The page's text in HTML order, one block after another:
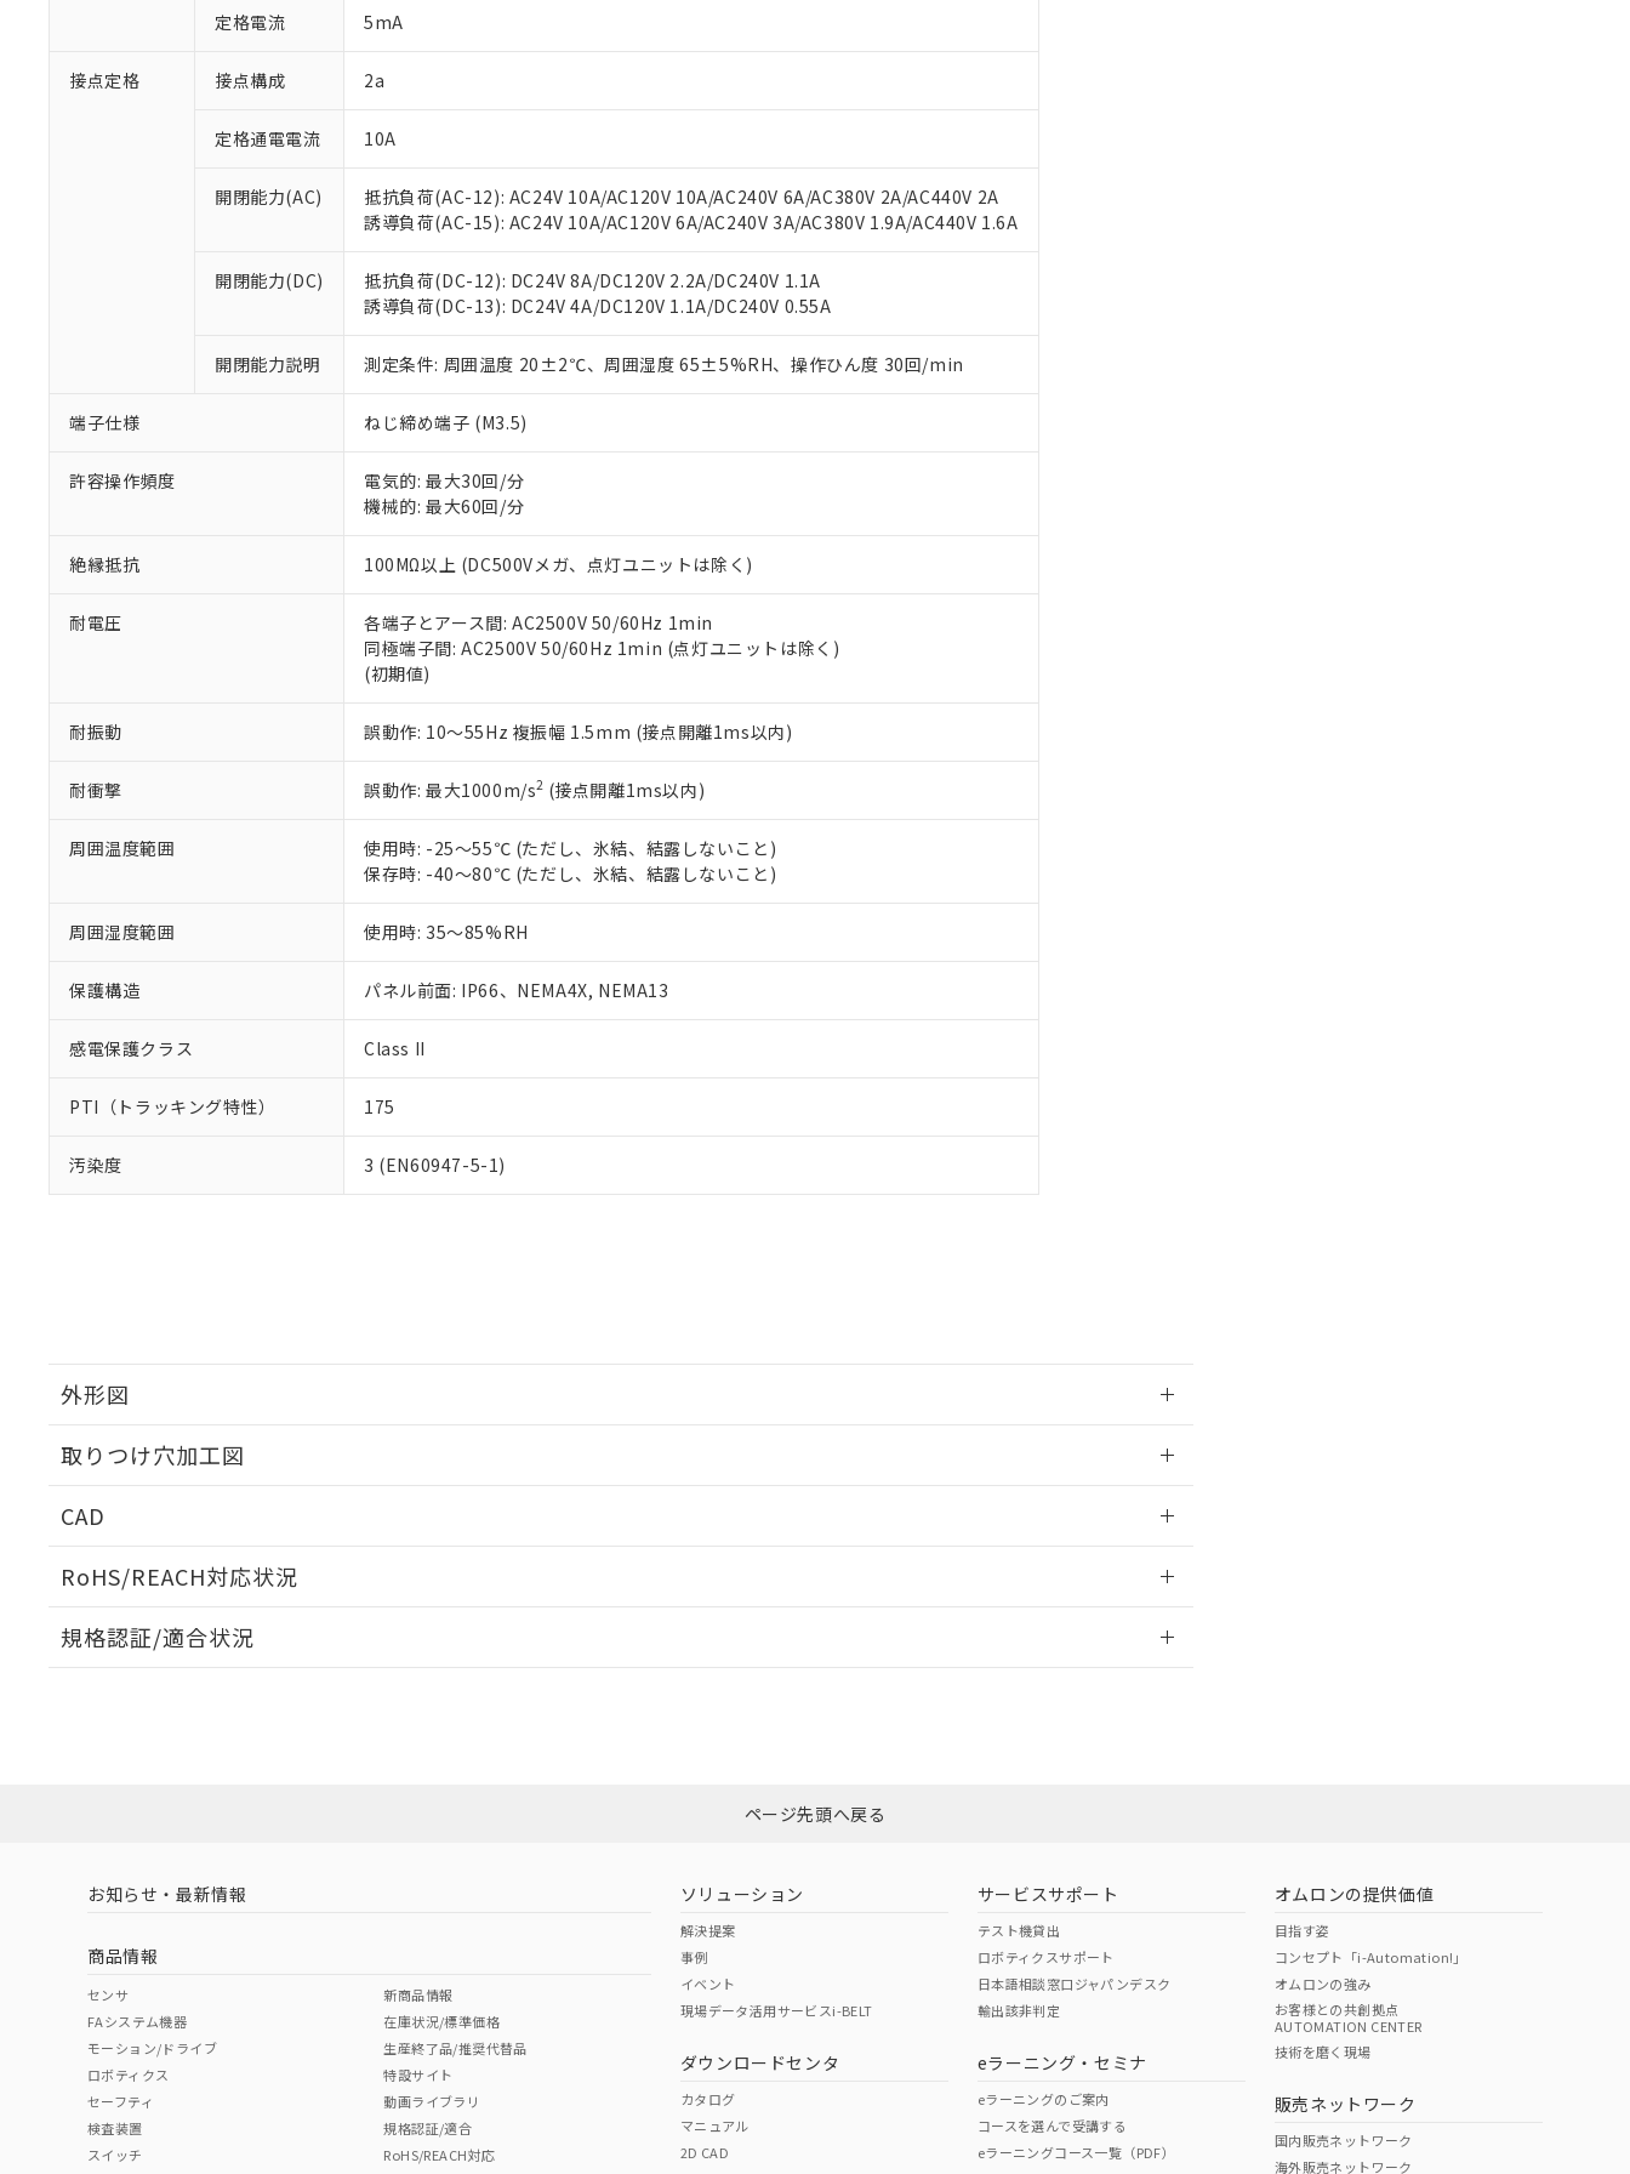
定格電流 5mA
接点定格 接点構成 2a
定格通電電流 10A
開閉能力(AC)
抵抗負荷(AC-12): AC24V 10A/AC120V 10A/AC240V 6A/AC380V 2A/AC440V 2A
誘導負荷(AC-15): AC24V 10A/AC120V 6A/AC240V 3A/AC380V 1.9A/AC440V 1.6A
開閉能力(DC)
抵抗負荷(DC-12): DC24V 8A/DC120V 2.2A/DC240V 1.1A
誘導負荷(DC-13): DC24V 4A/DC120V 1.1A/DC240V 0.55A
開閉能力説明 測定条件: 周囲温度 20±2℃、周囲湿度 65±5%RH、操作ひん度 30回/min
端子仕様 ねじ締め端子 (M3.5)
許容操作頻度
電気的: 最大30回/分
機械的: 最大60回/分
絶縁抵抗 100MΩ以上 (DC500Vメガ、点灯ユニットは除く)
耐電圧
各端子とアース間: AC2500V 50/60Hz 1min
同極端子間: AC2500V 50/60Hz 1min (点灯ユニットは除く)
(初期値)
耐振動 誤動作: 10～55Hz 複振幅 1.5mm (接点開離1ms以内)
耐衝撃 誤動作: 最大1000m/s2 (接点開離1ms以内)
周囲温度範囲
使用時: -25～55℃ (ただし、氷結、結露しないこと)
保存時: -40～80℃ (ただし、氷結、結露しないこと)
周囲湿度範囲 使用時: 35～85%RH
保護構造 パネル前面: IP66、NEMA4X, NEMA13
感電保護クラス Class II
PTI（トラッキング特性） 175
汚染度 3 (EN60947-5-1)
外形図
取りつけ穴加工図
CAD
RoHS/REACH対応状況
EU RoHS 注意事項・凡例
ダウンロードはこちら
中国 RoHS 注意事項・凡例
中国 RoHS表
Pb Hg Cr(VI)
O O
規格認証/適合状況
（イギリス
（ノルウェー
（日本
（アメリカ
この製品の規格認証/適合状況ページへ
その他の認証はこちらのページからご検索ください
い。
正式な納期状況および標準価格はお客様のお取引先、またはお客様担当のオムロン制御機器販売店・
当社販売員にご相談ください。
オムロン制御機器販売店や当社販売拠点は「販売ネットワーク
」をご確認ください。
在庫状況および標準価格結果を当社の事前の承諾なく第三者に漏洩または開示しないようお願いしま
す。
マイパーツ機能（部品リスト作成サービス）をご利用いただくには、I-Webメンバーズにご登録され
お客様が当ウェブサイト上で当社にご登録された部品リストについて、当社および当社の共同利用者
が、当社の製品・サービスに関するお客様との取引・商談に必要な範囲で利用することをご了承くだ
さい。
※当社の共同利用者とは、"個人情報の共同利用に関して"
の「1.共同利用者の範囲」に記載されて
いる法人を指します。
但し、RoHS指令で産業用監視および制御機器に対する適用除外項目は除く。
※2 対応予定月
部品在庫の切り替え状況などにより、予定月が前後することがあります。
※3 非含有証明書ダウンロード
下記の非含有証明書をダウンロードすることができます。
EU RoHS指令（10物質）の非含有証明書
51物質の非含有証明書（当社基準）
※本証明書は発行日時点で非含有を証明するもので、過去に遡って非含有を証明するものではありません。
また、RoHS指令のフタル酸エステル類４物質の対応では、対応完了までの期間は出荷製品に未対応品が
混在することから備考欄に対応日を記載しておりました。
り割愛しております。
「○」：最大均質材料含有率が中国RoHSの基準値以下であることを示します。
「×」：最大均質材料含有率が中国RoHSの基準値を超えていることを示します。
*中国RoHS10物質の基準値 (GB/T26572)：
Pb(鉛) :1000ppm、 Hg(水銀) : 1000ppm、 Cd(カドミウム) : 100ppm、
Cr(Ⅵ)(六価クロム) : 1000ppm、 PBBs(ポリ臭化ビフェニル類) : 1000ppm、 PBDEs(ポリ臭化ジフェニルエーテル類) : 1000ppm、
DBP(フタル酸ジブチル) : 1000ppm、 DIBP(フタル酸ジイソブチル) : 1000ppm、 BBP(フタル酸ブチルベンジル) : 1000ppm、
DEHP(フタル酸ビス(2-エチルヘキシル)) : 1000ppm
※2 環境保護使用期限
「ｅ」：有害物質（10物質）のすべてが基準値以下であることを示します。
「10」：通常の使用状況下において有害物質が外部に漏えいし、環境に深刻な影響を及ぼさない年数を意
味します。
当社は、これら貴社製品のうち、外国為替および外国貿易法に定める商品（以下｢規制貨物等」とい
当社は貴社製品を、核兵器、ミサイル、化学兵器、生物兵器またはその他武器並びにこれらの製造装
置等に一切使用いたしません。
当社は、貴社製品を第三者に販売する場合は、上記1、2および3の内容を当該第三者に通知します。
また当社は、販売先および販売に係わる関係者が違法に輸出するおそれがある場合は、取り引きをい
たしません。
号
○ 一定数以上の在庫あり
△ 一定数には満たないが在庫あり
－
在庫なし(最新の在庫状況については、お客様のお取引先、またはお客様担当のオムロン制御
機器販売店・当社販売員にご確認ください)
空
白
受注生産機種、また在庫状況の情報を公開していない機種
ページ先頭へ戻る
お知らせ・最新情報
商品情報
センサ
FAシステム機器
モーション/ドライブ
ロボティクス
セーフティ
検査装置
スイッチ
新商品情報
在庫状況/標準価格
生産終了品/推奨代替品
特設サイト
動画ライブラリ
規格認証/適合
RoHS/REACH対応
ソリューション
解決提案
事例
イベント
現場データ活用サービスi-BELT
ダウンロードセンタ
カタログ
マニュアル
2D CAD
サービスサポート
テスト機貸出
ロボティクスサポート
日本語相談窓口ジャパンデスク
輸出該非判定
eラーニング・セミナ
eラーニングのご案内
コースを選んで受講する
eラーニングコース一覧（PDF）
オムロンの提供価値
目指す姿
コンセプト「i-Automation!」
オムロンの強み
お客様との共創拠点
AUTOMATION CENTER
技術を磨く現場
販売ネットワーク
国内販売ネットワーク
海外販売ネットワーク